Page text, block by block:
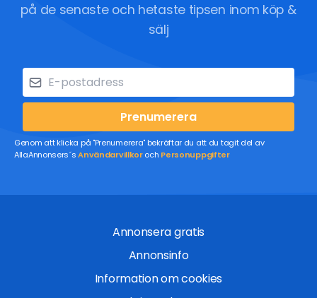
på de senaste och hetaste tipsen inom köp &
sälj
Prenumerera
Genom att klicka på "Prenumerera" bekräftar du att du tagit del av
AllaAnnonsers´sAnvändarvillkoroch Personuppgifter
Annonsera gratis
Annonsinfo
Information om cookies